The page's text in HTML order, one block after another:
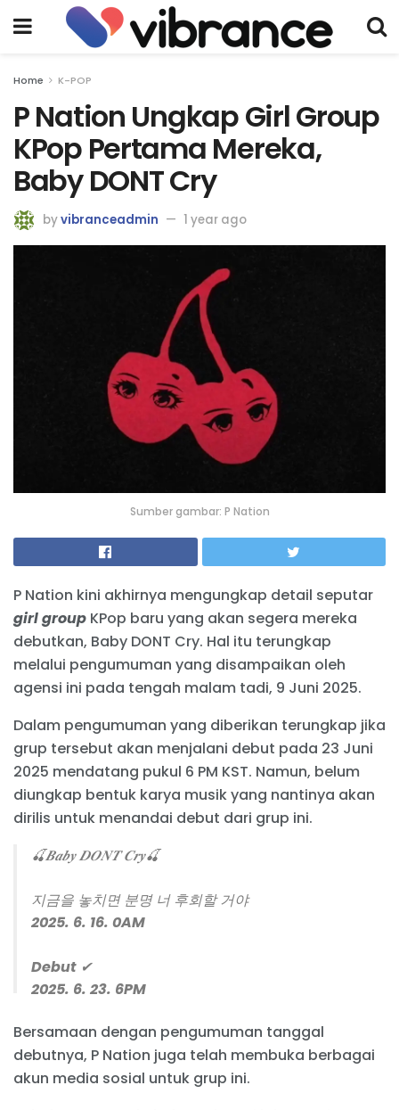
Home K-POP
P Nation Ungkap Girl Group
KPop Pertama Mereka,
Baby DONT Cry
byvibranceadmin 1 year ago
Sumber gambar: P Nation
P Nation kini akhirnya mengungkap detail seputar
girl group KPop baru yang akan segera mereka
debutkan, Baby DONT Cry. Hal itu terungkap
melalui pengumuman yang disampaikan oleh
agensi ini pada tengah malam tadi, 9 Juni 2025.
Dalam pengumuman yang diberikan terungkap jika
grup tersebut akan menjalani debut pada 23 Juni
2025 mendatang pukul 6 PM KST. Namun, belum
diungkap bentuk karya musik yang nantinya akan
dirilis untuk menandai debut dari grup ini.
🍒𝑩𝒂𝒃𝒚 𝑫𝑶𝑵𝑻 𝑪𝒓𝒚🍒
지금을 놓치면 분명 너 후회할 거야
2025. 6. 16. 0AM
Debut ✔
2025. 6. 23. 6PM
🍒YouTube:https://t.co/yVbusrvpve
🍒Instagram:https://t.co/Ibl1hKThFs
🍒Threads:https://t.co/UB4LZaGh5I
Bersamaan dengan pengumuman tanggal
debutnya, P Nation juga telah membuka berbagai
akun media sosial untuk grup ini.